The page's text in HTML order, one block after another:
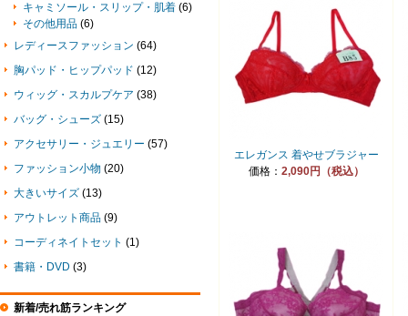
エレガンス 着やせブラジャー
価格： 2,090円（税込）
キャミソール・スリップ・肌着 (6)
その他用品 (6)
レディースファッション (64)
胸パッド・ヒップパッド (12)
ウィッグ・スカルプケア (38)
バッグ・シューズ (15)
アクセサリー・ジュエリー (57)
ファッション小物 (20)
大きいサイズ (13)
アウトレット商品 (9)
コーディネイトセット (1)
書籍・DVD (3)
新着/売れ筋ランキング